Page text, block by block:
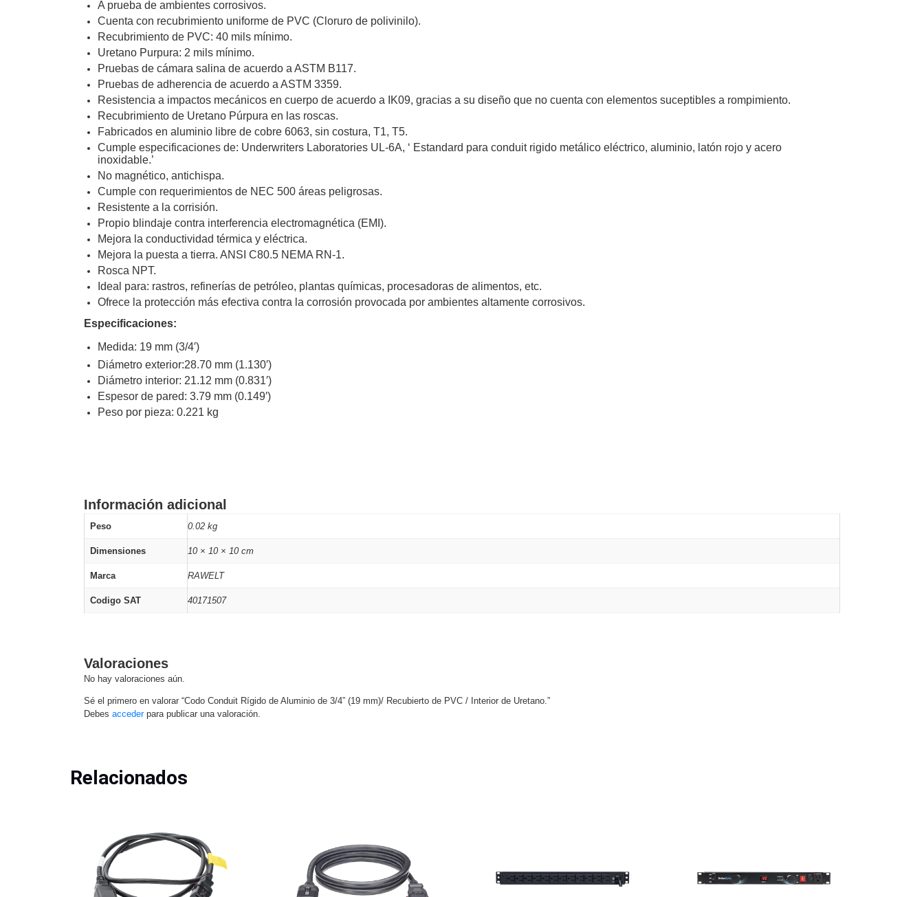
Software VMS y Analíticas
EPCOM Cloud HIKVISION
Videograbadoras Móviles, Dash Cams y Body Cams
Accesorios Body Cams (Portátiles)
Videoporteros e Interfonos
AccesoriosIntercomunicadoresVideoporteros Analógicos
A prueba de ambientes corrosivos.
Cuenta con recubrimiento uniforme de PVC (Cloruro de polivinilo).
Recubrimiento de PVC: 40 mils mínimo.
Uretano Purpura: 2 mils mínimo.
Pruebas de cámara salina de acuerdo a ASTM B117.
Pruebas de adherencia de acuerdo a ASTM 3359.
Resistencia a impactos mecánicos en cuerpo de acuerdo a IK09, gracias a su diseño que no cuenta con elementos suceptibles a rompimiento.
Recubrimiento de Uretano Púrpura en las roscas.
Fabricados en aluminio libre de cobre 6063, sin costura, T1, T5.
Cumple especificaciones de: Underwriters Laboratories UL-6A, ‘ Estandard para conduit rigido metálico eléctrico, aluminio, latón rojo y acero
inoxidable.’
No magnético, antichispa.
Cumple con requerimientos de NEC 500 áreas peligrosas.
Resistente a la corrisión.
Propio blindaje contra interferencia electromagnética (EMI).
Mejora la conductividad térmica y eléctrica.
Mejora la puesta a tierra. ANSI C80.5 NEMA RN-1.
Rosca NPT.
Ideal para: rastros, refinerías de petróleo, plantas químicas, procesadoras de alimentos, etc.
Ofrece la protección más efectiva contra la corrosión provocada por ambientes altamente corrosivos.
Especificaciones:
Medida: 19 mm (3/4′)
Diámetro exterior:28.70 mm (1.130′)
Diámetro interior: 21.12 mm (0.831′)
Espesor de pared: 3.79 mm (0.149′)
Peso por pieza: 0.221 kg
Información adicional
Peso 0.02 kg
Dimensiones 10 × 10 × 10 cm
Marca RAWELT
Codigo SAT 40171507
Valoraciones
No hay valoraciones aún.
Sé el primero en valorar “Codo Conduit Rígido de Aluminio de 3/4” (19 mm)/ Recubierto de PVC / Interior de Uretano.”
Debes accederpara publicar una valoración.
Relacionados